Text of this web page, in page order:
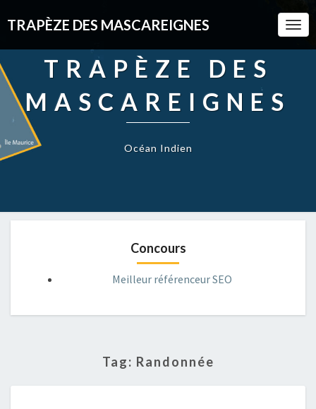
TRAPÈZE DES MASCAREIGNES
TRAPÈZE DES
MASCAREIGNES
Océan Indien
Concours
Meilleur référenceur SEO
Tag: Randonnée